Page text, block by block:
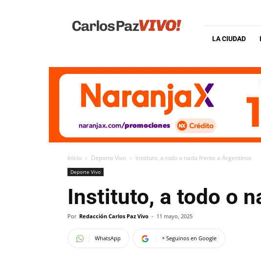
Vivo
LA CIUDAD
Inicio Deporte Vivo Instituto, a todo o nada frente a Argentinos
Deporte Vivo
Instituto, a todo o
Por Redacción Carlos Paz Vivo - 11 mayo, 2025
WhatsApp + Seguinos en Google